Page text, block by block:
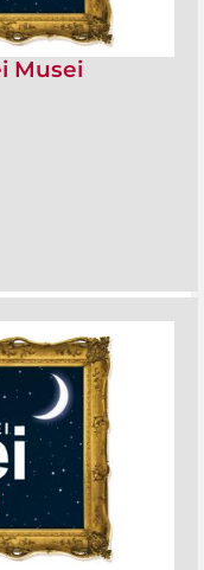
Musei